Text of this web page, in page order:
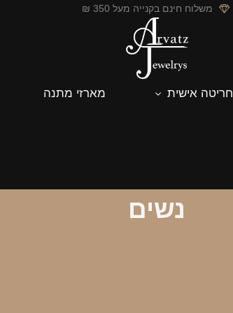
משלוח חינם בקנייה מעל 350 ₪
חריטה אישית מארזי מתנה
נשים